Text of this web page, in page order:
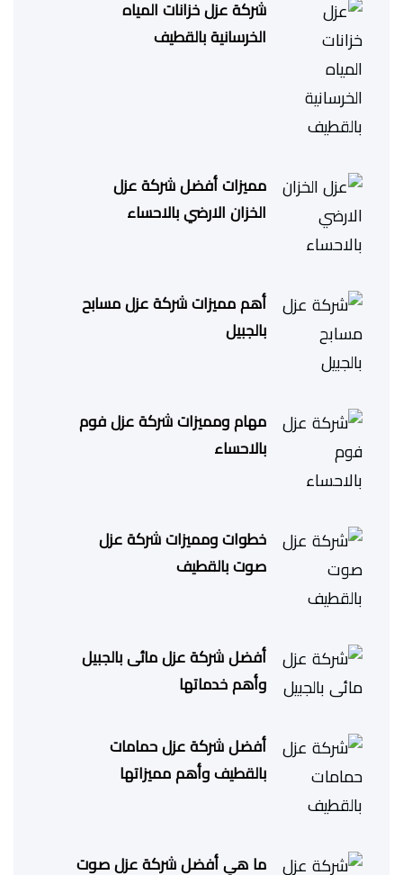
شركة عزل خزانات المياه
الخرسانية بالقطيف
مميزات أفضل شركة عزل
الخزان الارضي بالاحساء
أهم مميزات شركة عزل مسابح
بالجبيل
مهام ومميزات شركة عزل فوم
بالاحساء
خطوات ومميزات شركة عزل
صوت بالقطيف
أفضل شركة عزل مائى بالجبيل
وأهم خدماتها
أفضل شركة عزل حمامات
بالقطيف وأهم مميزاتها
ما هي أفضل شركة عزل صوت